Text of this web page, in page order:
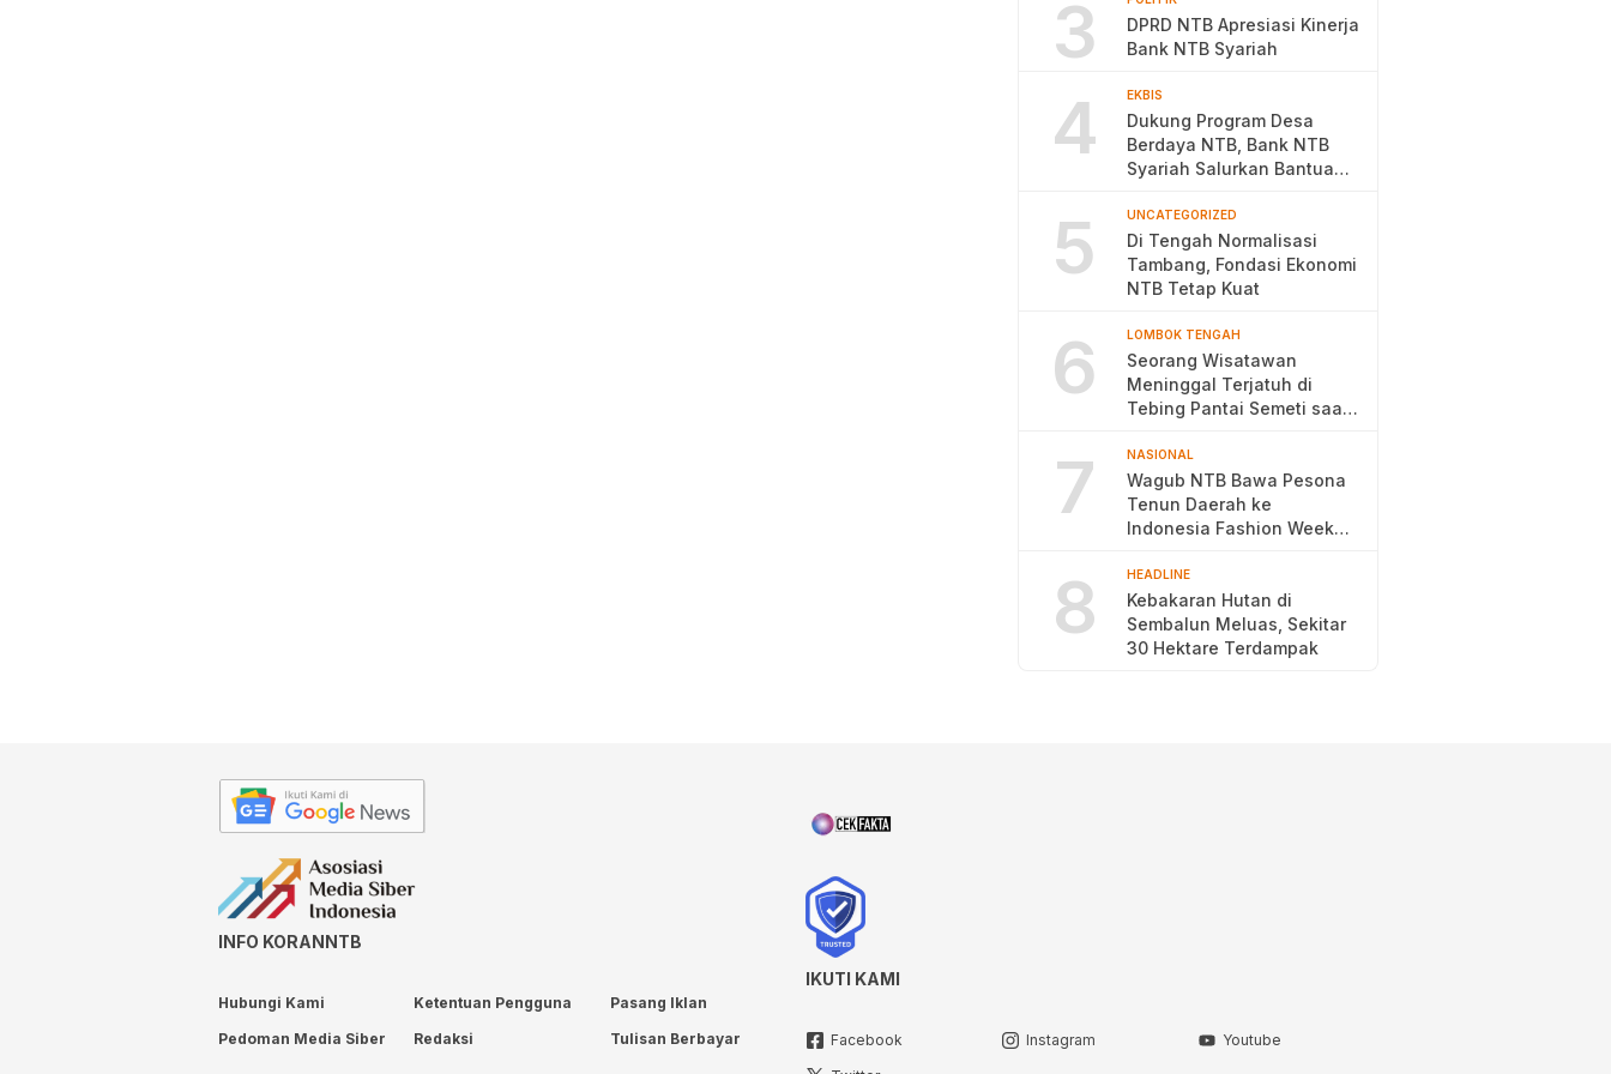
3
DPRD NTB Apresiasi Kinerja
Bank NTB Syariah
4 EKBIS
Dukung Program Desa
Berdaya NTB, Bank NTB
Syariah Salurkan Bantuan
5 UNCATEGORIZED
Di Tengah Normalisasi
Tambang, Fondasi Ekonomi
NTB Tetap Kuat
6 LOMBOK TENGAH
Seorang Wisatawan
Meninggal Terjatuh di
Tebing Pantai Semeti saat
7 NASIONAL
Wagub NTB Bawa Pesona
Tenun Daerah ke
Indonesia Fashion Week
8 HEADLINE
Kebakaran Hutan di
Sembalun Meluas, Sekitar
30 Hektare Terdampak
INFO KORANNTB
Hubungi Kami Ketentuan Pengguna
Pasang Iklan
Pedoman Media Siber
Redaksi Tulisan Berbayar
IKUTI KAMI
Facebook Instagram
Youtube